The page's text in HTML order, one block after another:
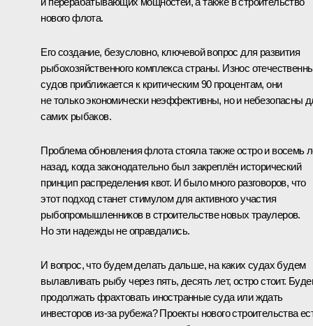
нового флота.
Его создание, безусловно, ключевой вопрос для развития
рыбохозяйственного комплекса страны. Износ
судов приближается к критическим 90 процентам, они
не только экономически неэффективны, но и небезопасны
самих рыбаков.
Проблема обновления флота стояла также остро и восемь
назад, когда законодательно был закреплён исторический
принцип распределения квот. И было много разговоров, что
этот подход станет стимулом для активного участия
рыбопромышленников в строительстве новых траулеров.
Но эти надежды не оправдались.
И вопрос, что будем делать дальше, на каких судах будем
вылавливать рыбу через пять, десять лет, остро стоит.
продолжать фрахтовать иностранные суда или ждать
инвесторов из‑за рубежа? Проекты нового строительства